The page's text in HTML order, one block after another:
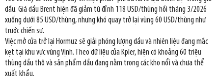
dầu. Giá dầu Brent hiện đã giảm từ đỉnh 118 USD/thùng hồi tháng 3/2026
xuống dưới 85 USD/thùng, nhưng khó quay trở lại vùng 60 USD/thùng như
trước chiến sự.
Việc mở cửa trở lại Hormuz sẽ giải phóng lượng dầu và nhiên liệu đang mắc
kẹt tại khu vực vùng Vịnh. Theo dữ liệu của Kpler, hiện có khoảng 60 triệu
thùng dầu thô và sản phẩm dầu đang nằm trong các kho nổi và chưa thể
xuất khẩu.